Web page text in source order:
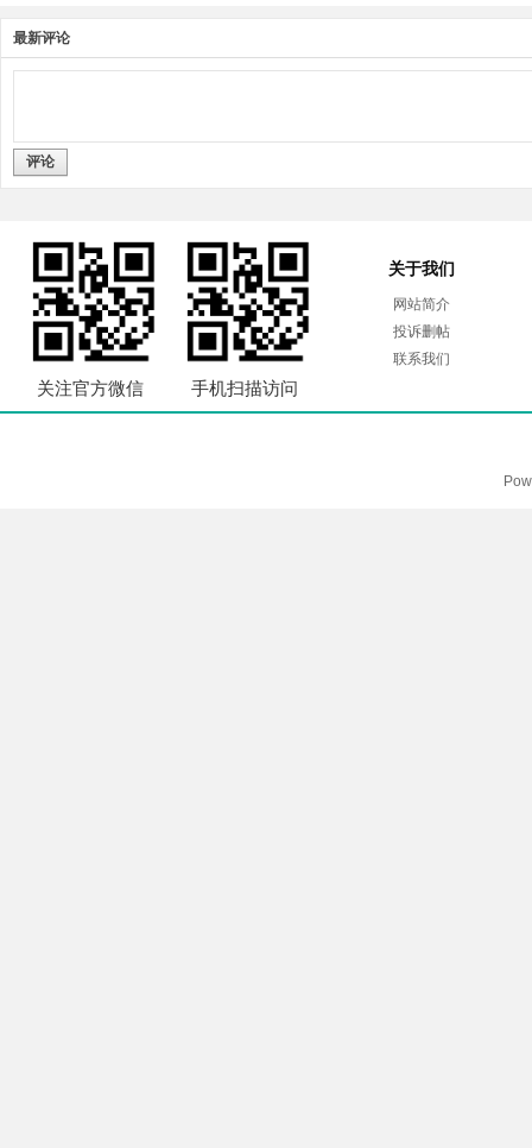
最新评论
评论
关注官方微信 手机扫描访问
关于我们
网站简介
投诉删帖
联系我们